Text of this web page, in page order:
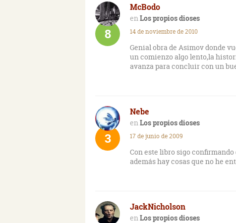
Conclusión: primera parte
que carece de encanto y ritmo.
McBodo
Los propios dioses
8 14 de noviembre de 2010
Genial obra de Asimov donde
un comienzo algo lento,la
avanza para concluir con un
Nebe
Los propios dioses
3 17 de junio de 2009
Con este libro sigo
además hay cosas que no he
JackNicholson
Los propios dioses